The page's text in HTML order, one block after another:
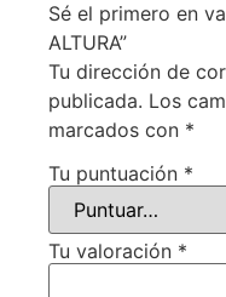
Sé el primero en
ALTURA”
Tu dirección de
publicada. Los
marcados con *
Tu puntuación *
Tu valoración *